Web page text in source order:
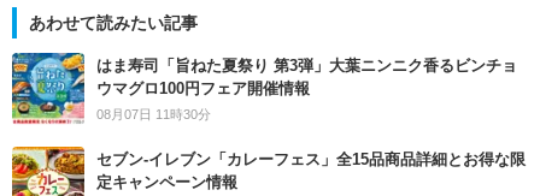
あわせて読みたい記事
はま寿司「旨ねた夏祭り 第3弾」大葉ニンニク香るビンチョ
ウマグロ100円フェア開催情報
08月07日 11時30分
セブン‐イレブン「カレーフェス」全15品商品詳細とお得な限
定キャンペーン情報